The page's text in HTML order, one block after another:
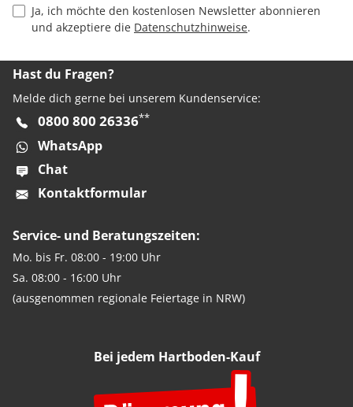
Privacy Policy Checkbox
Ja, ich möchte den kostenlosen Newsletter abonnieren
und akzeptiere die Datenschutzhinweise.
Hast du Fragen?
Melde dich gerne bei unserem Kundenservice:
0800 800 26336**
WhatsApp
Chat
Kontaktformular
Service- und Beratungszeiten:
Mo. bis Fr. 08:00 - 19:00 Uhr
Sa. 08:00 - 16:00 Uhr
(ausgenommen regionale Feiertage in NRW)
Bei jedem Hartboden-Kauf